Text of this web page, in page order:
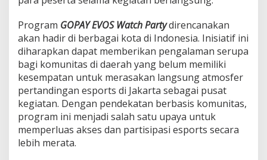
Program GOPAY EVOS Watch Partydirencanakan
akan hadir di berbagai kota di Indonesia. Inisiatif ini
diharapkan dapat memberikan pengalaman serupa
bagi komunitas di daerah yang belum memiliki
kesempatan untuk merasakan langsung atmosfer
pertandingan esports di Jakarta sebagai pusat
kegiatan. Dengan pendekatan berbasis komunitas,
program ini menjadi salah satu upaya untuk
memperluas akses dan partisipasi esports secara
lebih merata.